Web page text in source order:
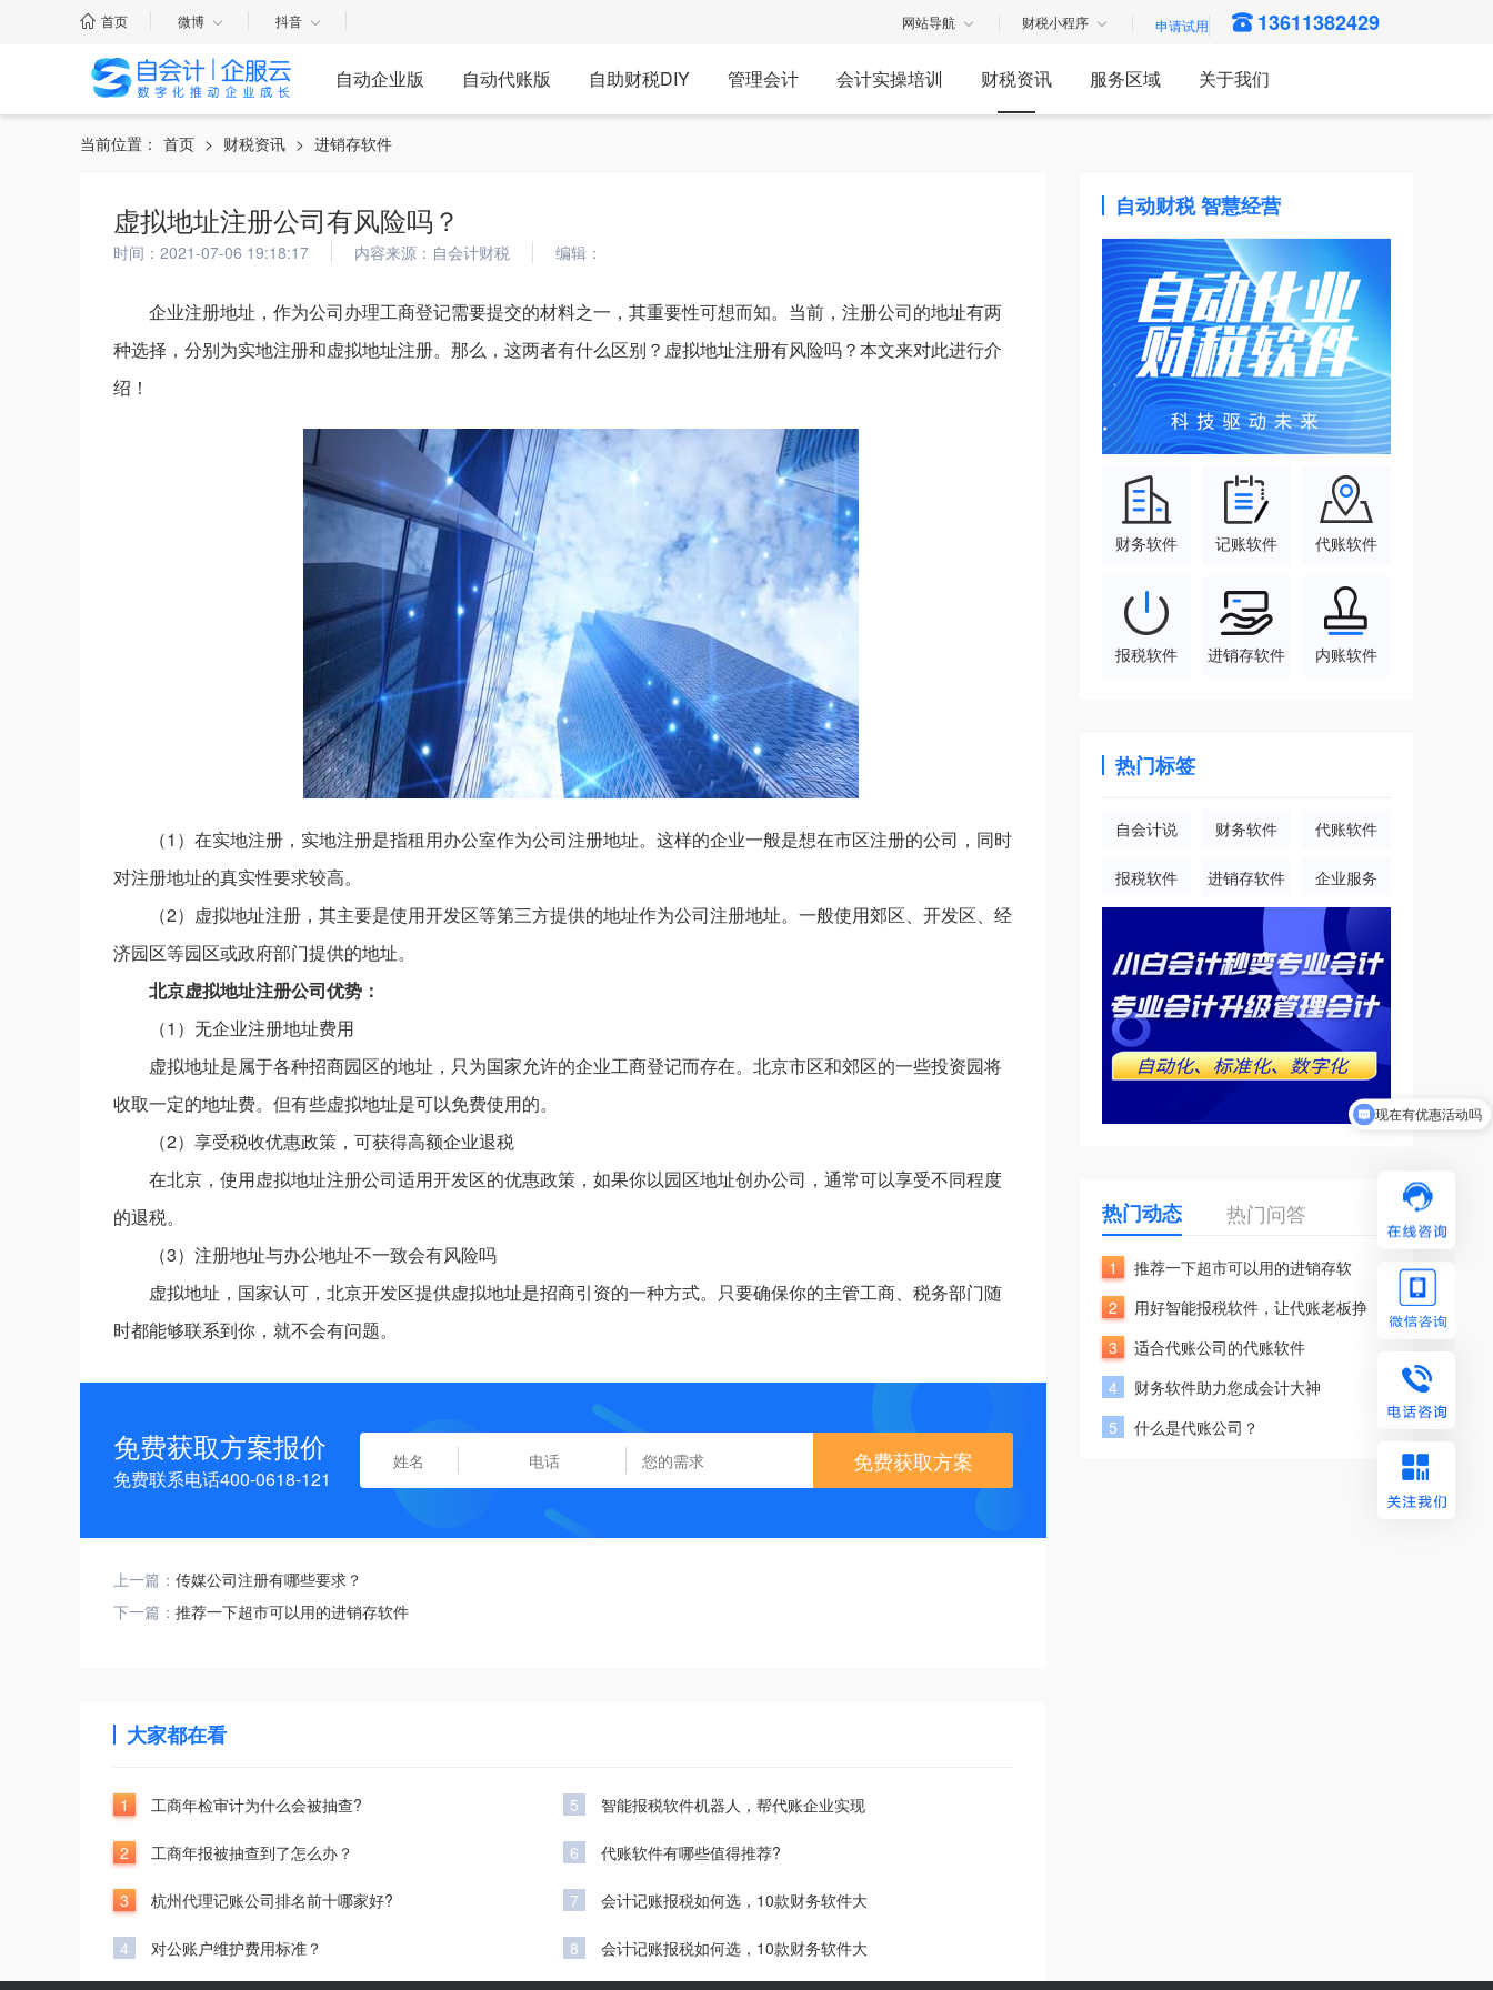
首页 微博 抖音 网站导航 财税小程序 13611382429
自动企业版 自动代账版 自助财税DIY 管理会计 会计实操培训 财税资讯 服务区域 关于我们
当前位置： 首页 > 财税资讯 > 进销存软件
虚拟地址注册公司有风险吗？
时间：2021-07-06 19:18:17 内容来源：自会计财税 编辑：
企业注册地址，作为公司办理工商登记需要提交的材料之一，其重要性可想而知。当前，注册公司的地址有两
种选择，分别为实地注册和虚拟地址注册。那么，这两者有什么区别？虚拟地址注册有风险吗？本文来对此进行介
绍！
（1）在实地注册，实地注册是指租用办公室作为公司注册地址。这样的企业一般是想在市区注册的公司，同时
对注册地址的真实性要求较高。
（2）虚拟地址注册，其主要是使用开发区等第三方提供的地址作为公司注册地址。一般使用郊区、开发区、经
济园区等园区或政府部门提供的地址。
北京虚拟地址注册公司优势：
（1）无企业注册地址费用
虚拟地址是属于各种招商园区的地址，只为国家允许的企业工商登记而存在。北京市区和郊区的一些投资园将
收取一定的地址费。但有些虚拟地址是可以免费使用的。
（2）享受税收优惠政策，可获得高额企业退税
在北京，使用虚拟地址注册公司适用开发区的优惠政策，如果你以园区地址创办公司，通常可以享受不同程度
的退税。
（3）注册地址与办公地址不一致会有风险吗
虚拟地址，国家认可，北京开发区提供虚拟地址是招商引资的一种方式。只要确保你的主管工商、税务部门随
时都能够联系到你，就不会有问题。
免费获取方案报价
免费联系电话400-0618-121
免费获取方案
上一篇： 传媒公司注册有哪些要求？
下一篇： 推荐一下超市可以用的进销存软件
大家都在看
1 工商年检审计为什么会被抽查?
2 工商年报被抽查到了怎么办？
3 杭州代理记账公司排名前十哪家好?
4 对公账户维护费用标准？
5 智能报税软件机器人，帮代账企业实现
6 代账软件有哪些值得推荐?
7 会计记账报税如何选，10款财务软件大
8 会计记账报税如何选，10款财务软件大
自动财税 智慧经营
财务软件 记账软件 代账软件
报税软件 进销存软件 内账软件
热门标签
自会计说 财务软件 代账软件
报税软件 进销存软件 企业服务
热门动态 热门问答
1
推荐一下超市可以用的进销存软
2
用好智能报税软件，让代账老板挣
3
适合代账公司的代账软件
4
财务软件助力您成会计大神
5
什么是代账公司？
可以介绍下你们的产品么
现在有优惠活动吗